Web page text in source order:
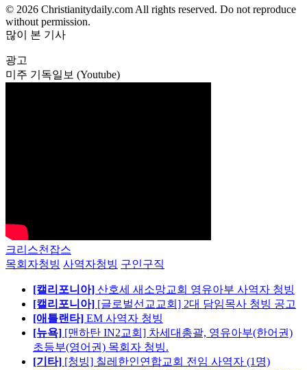
© 2026 Christianitydaily.com All rights reserved. Do not reproduce
without permission.
많이 본 기사
광고
미주 기독일보 (Youtube)
크리스천잡스
목회자청빙 사역자청빙 구인구직
[캘리포니아] 산호세 새소망교회 영유아부 사역자 청빙
[캘리포니아] [글로벌선교교회] 2대 담임목사 청빙 공고
[애틀랜타] EM 사역자 청빙
[뉴욕] [맨하탄 IN2교회] 차세대총괄, 영유아부(한어권)
초등부(영어권) 목회자 청빙.
[기타] [청빙] 칠레한인연합교회 전임 사역자 (1명)